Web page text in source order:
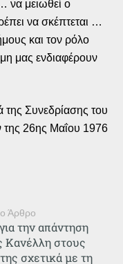
να μειωθεί ο
να σκέπτεται …
και τον ρόλο
μας ενδιαφέρουν
Συνεδρίασης του
της 26ης Μαΐου 1976
Άρθρο
την απάντηση
Κανέλλη στους
σχετικά με τη